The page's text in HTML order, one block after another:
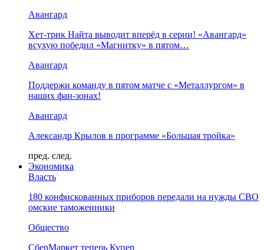
Авангард
Хет-трик Найта выводит вперёд в серии! «Авангард»
всухую победил «Магнитку» в пятом…
Авангард
Поддержи команду в пятом матче с «Металлургом» в
наших фан-зонах!
Авангард
Александр Крылов в программе «Большая тройка»
пред. след.
Экономика
Власть
180 конфискованных приборов передали на нужды СВО
омские таможенники
Общество
СберМаркет теперь Купер